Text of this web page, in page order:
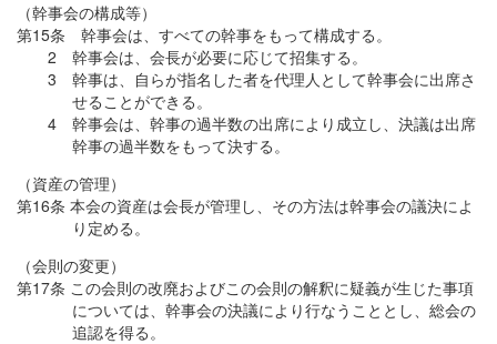
（幹事会の構成等）
第15条 幹事会は、すべての幹事をもって構成する。
2 幹事会は、会長が必要に応じて招集する。
3 幹事は、自らが指名した者を代理人として幹事会に出席さ
せることができる。
4 幹事会は、幹事の過半数の出席により成立し、決議は出席
幹事の過半数をもって決する。
（資産の管理）
第16条 本会の資産は会長が管理し、その方法は幹事会の議決によ
り定める。
（会則の変更）
第17条 この会則の改廃およびこの会則の解釈に疑義が生じた事項
については、幹事会の決議により行なうこととし、総会の
追認を得る。